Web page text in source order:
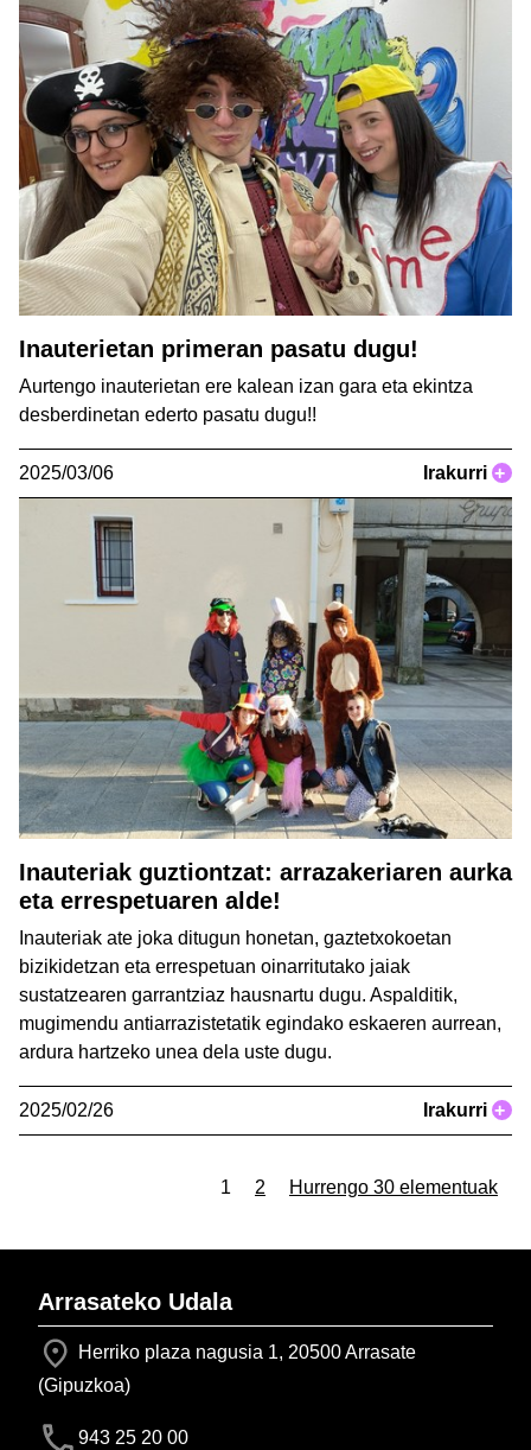
Inauterietan primeran pasatu dugu!
Aurtengo inauterietan ere kalean izan gara eta ekintza
desberdinetan ederto pasatu dugu!!
2025/03/06 Irakurri +
Inauteriak guztiontzat: arrazakeriaren aurka
eta errespetuaren alde!
Inauteriak ate joka ditugun honetan, gaztetxokoetan
bizikidetzan eta errespetuan oinarritutako jaiak
sustatzearen garrantziaz hausnartu dugu. Aspalditik,
mugimendu antiarrazistetatik egindako eskaeren aurrean,
ardura hartzeko unea dela uste dugu.
2025/02/26 Irakurri +
1 2 Hurrengo 30 elementuak
Arrasateko Udala
Herriko plaza nagusia 1, 20500 Arrasate
(Gipuzkoa)
943 25 20 00